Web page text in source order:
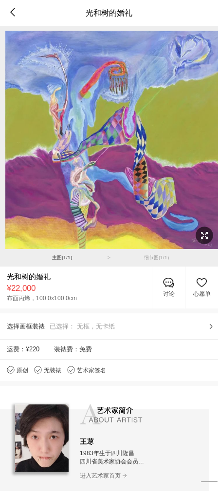
光和树的婚礼
主图(1/1) > 细节图(1/1)
光和树的婚礼
¥22,000
布面丙烯， 100.0x100.0cm
讨论 心愿单
选择画框装裱 已选择： 无框，无卡纸
运费： ¥220 装裱费：免费
原创 无装裱 艺术家签名
王荩
1983年生于四川隆昌
四川省美术家协会会员
现工作生活于成都
进入艺术家首页